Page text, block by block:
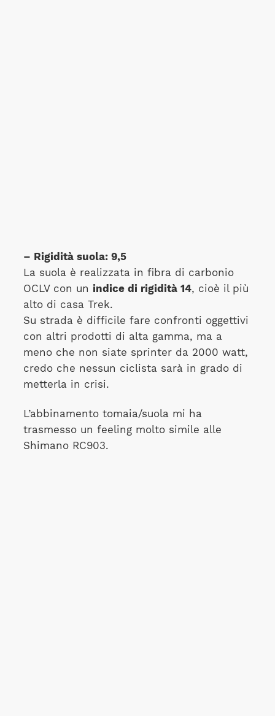
– Rigidità suola: 9,5
La suola è realizzata in fibra di carbonio
OCLV con un indice di rigidità 14, cioè il più
alto di casa Trek.
Su strada è difficile fare confronti oggettivi
con altri prodotti di alta gamma, ma a
meno che non siate sprinter da 2000 watt,
credo che nessun ciclista sarà in grado di
metterla in crisi.
L’abbinamento tomaia/suola mi ha
trasmesso un feeling molto simile alle
Shimano RC903.